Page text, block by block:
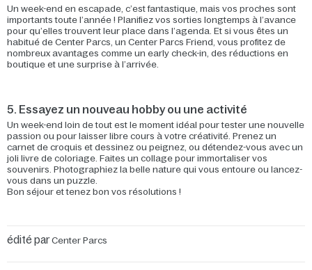
Un week-end en escapade, c’est fantastique, mais vos proches sont
importants toute l’année ! Planifiez vos sorties longtemps à l’avance
pour qu’elles trouvent leur place dans l’agenda. Et si vous êtes un
habitué de Center Parcs, un Center Parcs Friend, vous profitez de
nombreux avantages comme un early check-in, des réductions en
boutique et une surprise à l’arrivée.
5. Essayez un nouveau hobby ou une activité
Un week-end loin de tout est le moment idéal pour tester une nouvelle
passion ou pour laisser libre cours à votre créativité. Prenez un
carnet de croquis et dessinez ou peignez, ou détendez-vous avec un
joli livre de coloriage. Faites un collage pour immortaliser vos
souvenirs. Photographiez la belle nature qui vous entoure ou lancez-
vous dans un puzzle.
Bon séjour et tenez bon vos résolutions !
édité parCenter Parcs